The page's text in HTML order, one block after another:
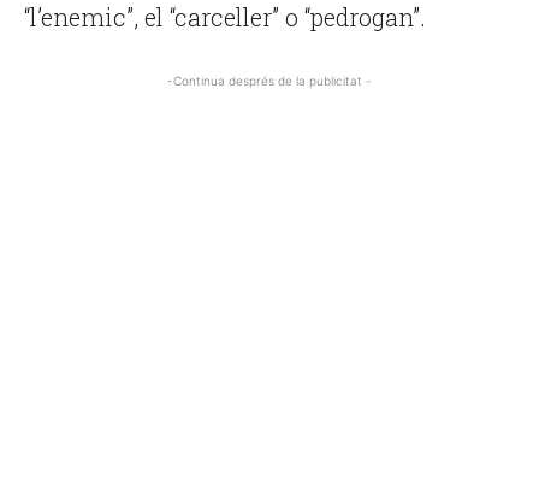
“l’enemic”, el “carceller” o “pedrogan”.
-Continua després de la publicitat -